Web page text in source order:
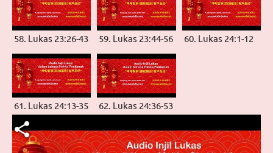
58. Lukas 23:26-43 59. Lukas 23:44-56 60. Lukas 24:1-12
61. Lukas 24:13-35 62. Lukas 24:36-53
Berkas video